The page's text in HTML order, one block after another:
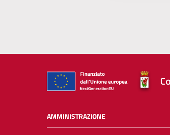
AMMINISTRAZIONE